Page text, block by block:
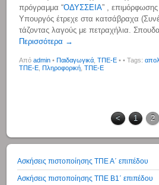
πρόγραμμα “ΟΔΥΣΣΕΙΑ” ,
Υπουργός έτρεχε στα κατσάβραχα
τάζοντας λαγούς με πετραχήλια.
Περισσότερα →
Απόadmin • Παιδαγωγικά ,ΤΠΕ-Ε • • Tags:
ΤΠΕ-Ε ,Πληροφορική ,ΤΠΕ-Ε
< 1 2
Ασκήσεις πιστοποίησης ΤΠΕ Α΄ επιπέδου
Ασκήσεις πιστοποίησης ΤΠΕ Β1΄ επιπέδου